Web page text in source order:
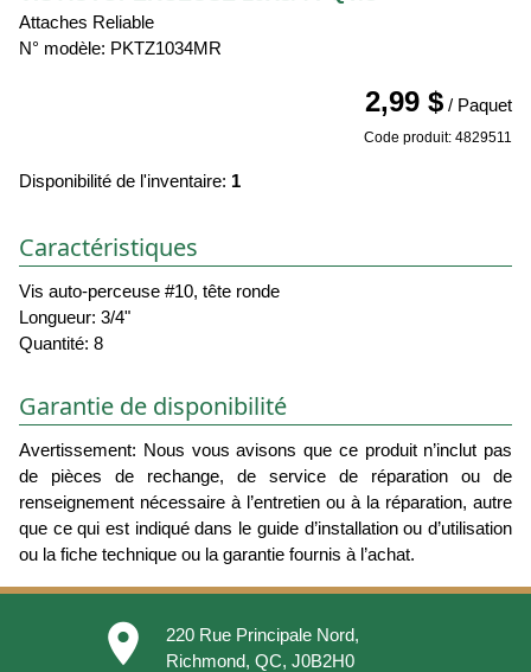
Attaches Reliable
N° modèle: PKTZ1034MR
2,99 $ / Paquet
Code produit: 4829511
Disponibilité de l'inventaire: 1
Caractéristiques
Vis auto-perceuse #10, tête ronde
Longueur: 3/4"
Quantité: 8
Garantie de disponibilité
Avertissement: Nous vous avisons que ce produit n’inclut pas
de pièces de rechange, de service de réparation ou de
renseignement nécessaire à l’entretien ou à la réparation, autre
que ce qui est indiqué dans le guide d’installation ou d’utilisation
ou la fiche technique ou la garantie fournis à l’achat.
place
220 Rue Principale Nord,
Richmond, QC, J0B2H0